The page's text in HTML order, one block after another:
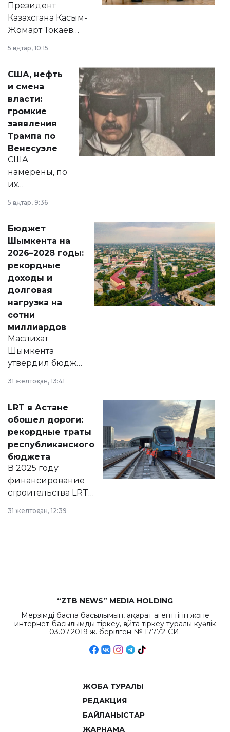
Президент
Казахстана Касым-
Жомарт Токаев
сразу несколько
актуальных тем —
от слухов о
политических
реформах до
вопросов армии,
экономики и
личного здоровья.
5 қаңтар, 10:15
США, нефть
и смена
власти:
громкие
заявления
Трампа по
Венесуэле
США
намерены, по
их
принести
народу
Венесуэлы.
5 қаңтар, 9:36
Бюджет
Шымкента на
2026–2028 годы:
рекордные
доходы и
долговая
нагрузка на
сотни
миллиардов
Маслихат
Шымкента
утвердил бюджет
2028 годы.
документ
появился в базе
нормативных
правовых актов и
на сайте маслихат
города.
31 желтоқсан, 13:41
LRT в Астане
обошел дороги:
рекордные траты
республиканского
бюджета
В 2025 году
финансирование
строительства LRT
республиканского
31 желтоқсан, 12:39
“ZTB NEWS” MEDIA HOLDING
Мерзімді баспа басылымын, ақпарат агенттігін және
интернет-басылымды тіркеу, қайта тіркеу туралы куәлік
03.07.2019 ж. берілген № 17772-СИ.
ЖОБА ТУРАЛЫ
РЕДАКЦИЯ
БАЙЛАНЫСТАР
ЖАРНАМА